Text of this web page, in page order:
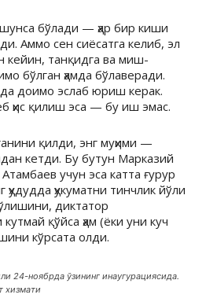
бўлади — ҳар бир киши
Аммо сен сиёсатга келиб, эл
кейин, танқидга ва миш-
бўлган ҳамда бўлаверади.
доимо эслаб юриш керак.
ҳис қилиш эса — бу иш эмас.
қилди, энг муҳими —
кетди. Бу бутун Марказий
учун эса катта ғурур
ҳукуматни тинчлик йўли
диктатор
қўйса ҳам (ёки уни куч
кўрсата олди.
24-ноябрда ўзининг инаугурациясида.
хизмати